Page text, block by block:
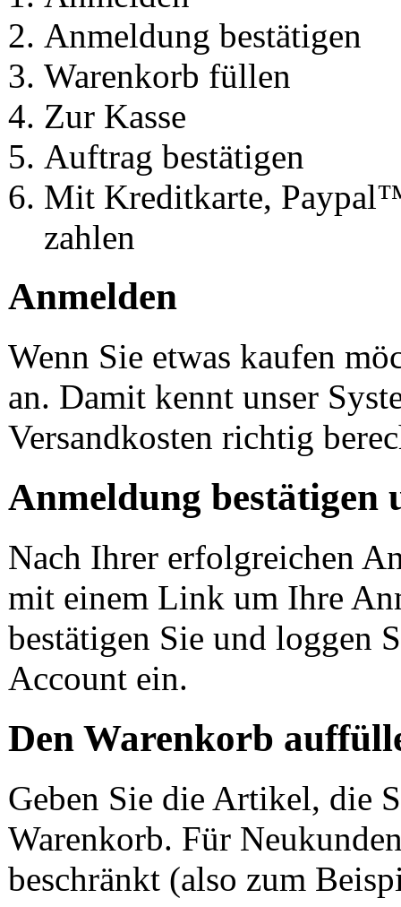
Anmeldung bestätigen
Warenkorb füllen
Zur Kasse
Auftrag bestätigen
Mit Kreditkarte,
zahlen
Anmelden
Wenn Sie etwas kaufen
an. Damit kennt unser
Versandkosten richtig
Anmeldung bestätigen
Nach Ihrer erfolgreichen
mit einem Link um Ihre
bestätigen Sie und loggen
Account ein.
Den Warenkorb
Geben Sie die Artikel, die
Warenkorb. Für
beschränkt (also zum